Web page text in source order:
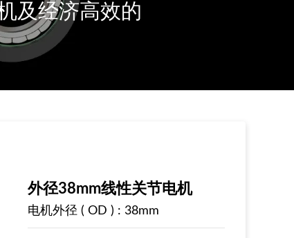
机
及经济高效的
外径38mm线性关节电机
电机外径 ( OD ) : 38mm